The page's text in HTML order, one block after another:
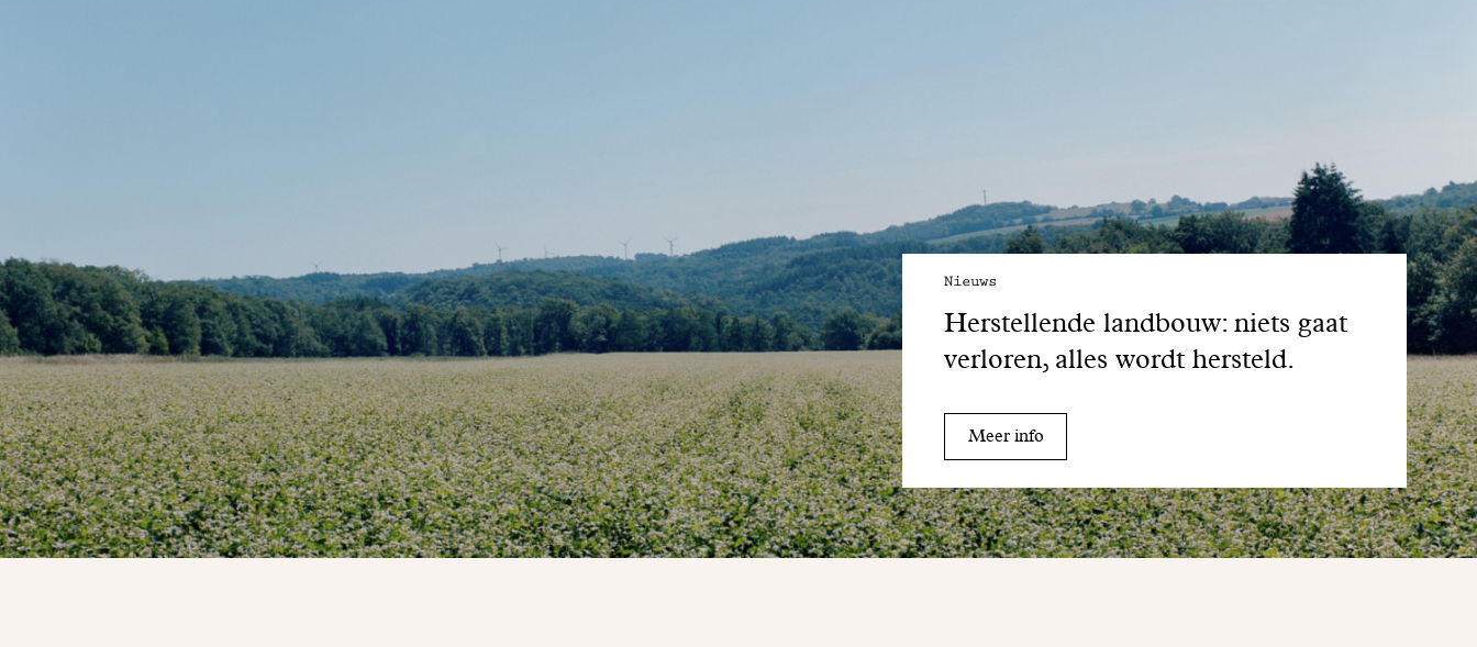
Nieuws
Herstellende landbouw: niets gaat
verloren, alles wordt hersteld.
Meer info